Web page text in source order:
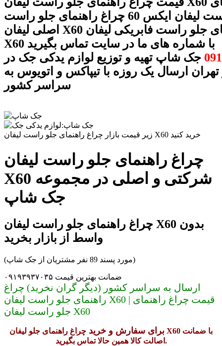
جلو راست لیفان ایکس 60 چراغ راهنمای جلو راست
اصلی لیفان X60 چراغ راهنمای جلو راست فابریکی لیفان
X60 با شماره های ما در سایت تماس بگیرید
جک شاپ تهیه و توزیع لوازم یدکی جک در
تهران ارسال یک روزه با تیپاکس و اتویوس به
سراسر کشور
زیر قیمت بازار چراغ راهنمای جلو راست لیفان X60 خرید کنید
چراغ راهنمای جلو راست لیفان
X60 شرکتی و اصلی در مجموعه
جک شاپ
چراغ راهنمای جلو راست لیفان X60 بدون
واسط از بازار بخرید
(مورد پسند 89 نفر مشتریان از جک شاپ)
ضمانت بهترین قیمت ۰۹۱۹۳۹۳۷۰۳۵
ارسال به سراسر کشور (دیگر گران نخرید) چراغ
راهنمای جلو راست لیفان X60 | قیمت چراغ راهنمای
جلو راست لیفان X60
برای سفارش و خرید چراغ راهنمای جلو لیفان X60 با ضمانت
اصالت کالا همین حالا تماس بگیرید.